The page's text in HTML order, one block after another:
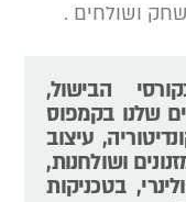
ושולחים .
הבישול,
בקמפוס
עיצוב
ושולחנות,
בטכניקות